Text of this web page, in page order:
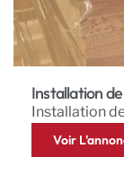
Installation
Installation
Voir